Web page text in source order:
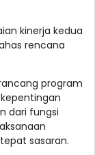
kinerja kedua
rencana
program
dari fungsi
sasaran.